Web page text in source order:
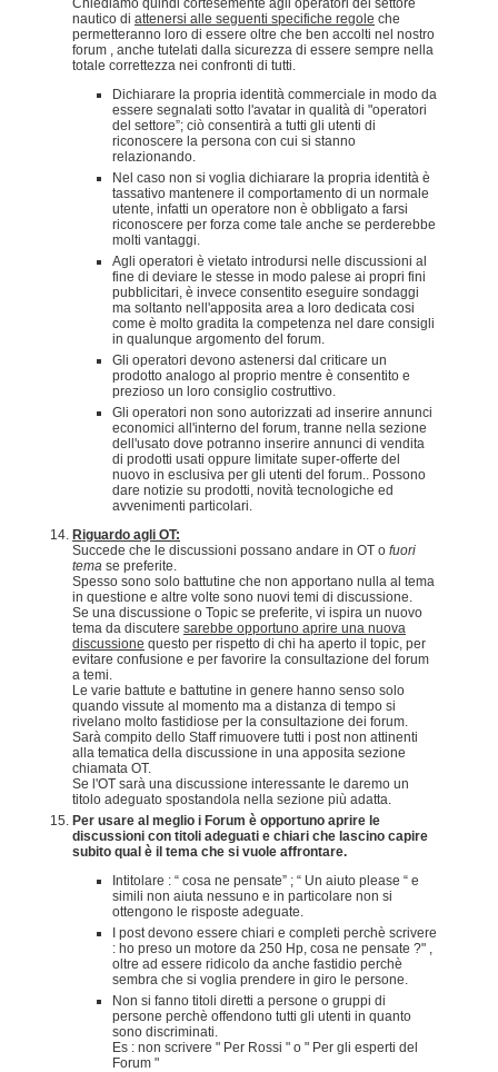
nautico di attenersi alle seguenti specifiche regole che
permetteranno loro di essere oltre che ben accolti nel nostro
forum , anche tutelati dalla sicurezza di essere sempre nella
totale correttezza nei confronti di tutti.
Dichiarare la propria identità commerciale in modo da
essere segnalati sotto l'avatar in qualità di "operatori
del settore”; ciò consentirà a tutti gli utenti di
riconoscere la persona con cui si stanno
relazionando.
Nel caso non si voglia dichiarare la propria identità è
tassativo mantenere il comportamento di un normale
utente, infatti un operatore non è obbligato a farsi
riconoscere per forza come tale anche se perderebbe
molti vantaggi.
Agli operatori è vietato introdursi nelle discussioni al
fine di deviare le stesse in modo palese ai propri fini
pubblicitari, è invece consentito eseguire sondaggi
ma soltanto nell'apposita area a loro dedicata cosi
come è molto gradita la competenza nel dare consigli
in qualunque argomento del forum.
Gli operatori devono astenersi dal criticare un
prodotto analogo al proprio mentre è consentito e
prezioso un loro consiglio costruttivo.
Gli operatori non sono autorizzati ad inserire annunci
economici all'interno del forum, tranne nella sezione
dell'usato dove potranno inserire annunci di vendita
di prodotti usati oppure limitate super-offerte del
nuovo in esclusiva per gli utenti del forum.. Possono
dare notizie su prodotti, novità tecnologiche ed
avvenimenti particolari.
Riguardo agli OT:
Succede che le discussioni possano andare in OT o fuori
tema se preferite.
Spesso sono solo battutine che non apportano nulla al tema
in questione e altre volte sono nuovi temi di discussione.
Se una discussione o Topic se preferite, vi ispira un nuovo
tema da discutere sarebbe opportuno aprire una nuova
discussione questo per rispetto di chi ha aperto il topic, per
evitare confusione e per favorire la consultazione del forum
a temi.
Le varie battute e battutine in genere hanno senso solo
quando vissute al momento ma a distanza di tempo si
rivelano molto fastidiose per la consultazione dei forum.
Sarà compito dello Staff rimuovere tutti i post non attinenti
alla tematica della discussione in una apposita sezione
chiamata OT.
Se l'OT sarà una discussione interessante le daremo un
titolo adeguato spostandola nella sezione più adatta.
Per usare al meglio i Forum è opportuno aprire le
discussioni con titoli adeguati e chiari che lascino capire
subito qual è il tema che si vuole affrontare.
Intitolare : “ cosa ne pensate” ; “ Un aiuto please “ e
simili non aiuta nessuno e in particolare non si
ottengono le risposte adeguate.
I post devono essere chiari e completi perchè scrivere
: ho preso un motore da 250 Hp, cosa ne pensate ?" ,
oltre ad essere ridicolo da anche fastidio perchè
sembra che si voglia prendere in giro le persone.
Non si fanno titoli diretti a persone o gruppi di
persone perchè offendono tutti gli utenti in quanto
sono discriminati.
Es : non scrivere " Per Rossi " o " Per gli esperti del
Forum "